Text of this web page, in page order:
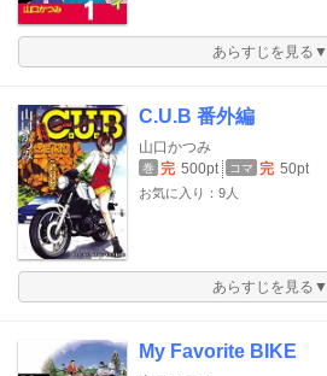
あらすじを見る▼
C.U.B 番外編
山口かつみ
巻 完 500pt コマ 完 50pt
お気に入り：9人
あらすじを見る▼
My Favorite BIKE